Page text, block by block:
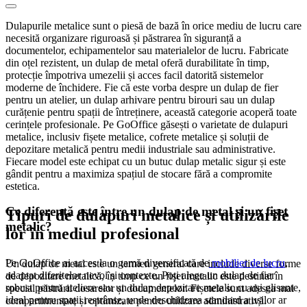
Dulapurile metalice sunt o piesă de bază în orice mediu de lucru care
necesită organizare riguroasă și păstrarea în siguranță a
documentelor, echipamentelor sau materialelor de lucru. Fabricate
din oțel rezistent, un dulap de metal oferă durabilitate în timp,
protecție împotriva umezelii și acces facil datorită sistemelor
moderne de închidere. Fie că este vorba despre un dulap de fier
pentru un atelier, un dulap arhivare pentru birouri sau un dulap
curățenie pentru spații de întreținere, această categorie acoperă toate
cerințele profesionale. Pe GoOffice găsești o varietate de dulapuri
metalice, inclusiv fișete metalice, cofrete metalice și soluții de
depozitare metalică pentru medii industriale sau administrative.
Fiecare model este echipat cu un butuc dulap metalic sigur și este
gândit pentru a maximiza spațiul de stocare fără a compromite
estetica.
Tipuri de dulapuri metalice și utilizările
lor în mediul profesional
Pe GoOffice ai acces la o gamă diversificată demobilier de lucru,
adaptat diferitelor nevoi și contexte. Poți alege un dulap de fier
robust pentru ateliere sau un dulap depozitare metalic cu uși glisante,
ideal pentru spații restrânse, unde deschiderea standard a ușilor ar
Ce diferență este între un dulap de metal și un fișet
metalic?
Un dulap de metal este un termen general care include diverse forme
de depozitare metalică, în timp ce un fișet metalic este destinat în
special păstrării dosarelor și documentelor. Fișetele sunt adesea mai
compartimentate și optimizate pentru utilizare administrativă.